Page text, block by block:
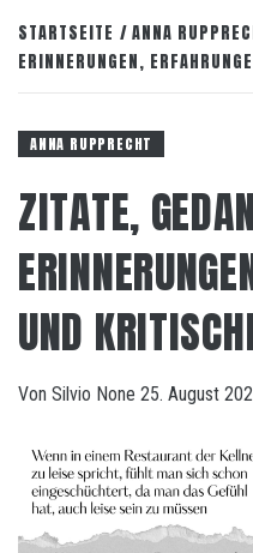
STARTSEITE ANNA
ERINNERUNGEN,
ANNA RUPPRECHT
ZITATE,
UND
Von Silvio None 25. August